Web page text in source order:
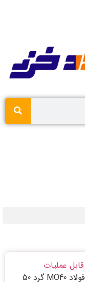
عملیات
/ فولاد MO40 گرد 50